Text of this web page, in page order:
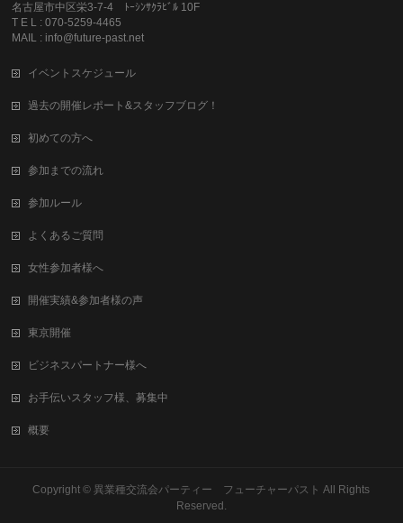
名古屋市中区栄3-7-4 ﾄｰｼﾝｻｸﾗﾋﾞﾙ 10F
T E L : 070-5259-4465
MAIL : info@future-past.net
イベントスケジュール
過去の開催レポート&スタッフブログ！
初めての方へ
参加までの流れ
参加ルール
よくあるご質問
女性参加者様へ
開催実績&参加者様の声
東京開催
ビジネスパートナー様へ
お手伝いスタッフ様、募集中
概要
Copyright ©異業種交流会パーティー フューチャーパスト All Rights
Reserved.